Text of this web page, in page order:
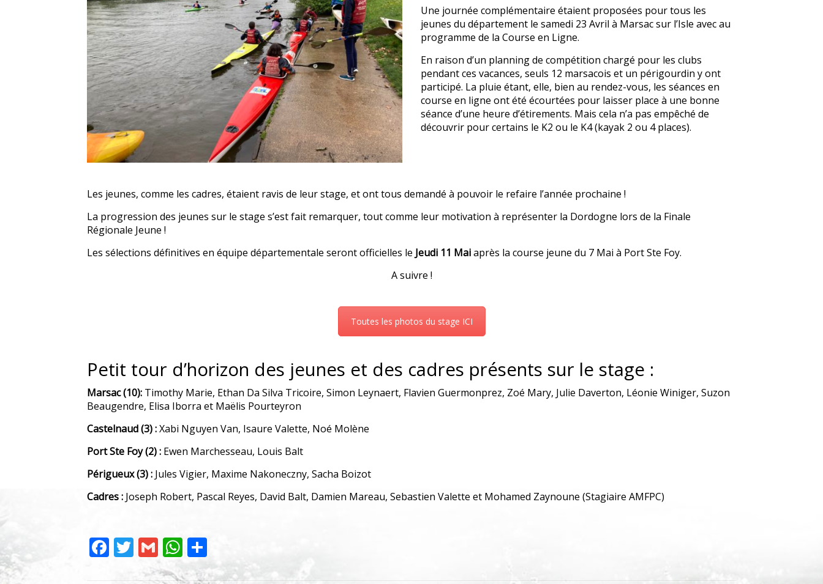
Une journée complémentaire étaient proposées pour tous les
jeunes du département le samedi 23 Avril à Marsac sur l’Isle avec au
programme de la Course en Ligne.
En raison d’un planning de compétition chargé pour les clubs
pendant ces vacances, seuls 12 marsacois et un périgourdin y ont
participé. La pluie étant, elle, bien au rendez-vous, les séances en
course en ligne ont été écourtées pour laisser place à une bonne
séance d’une heure d’étirements. Mais cela n’a pas empêché de
découvrir pour certains le K2 ou le K4 (kayak 2 ou 4 places).
Les jeunes, comme les cadres, étaient ravis de leur stage, et ont tous demandé à pouvoir le refaire l’année prochaine !
La progression des jeunes sur le stage s’est fait remarquer, tout comme leur motivation à représenter la Dordogne lors de la Finale
Régionale Jeune !
Les sélections définitives en équipe départementale seront officielles le Jeudi 11 Maiaprès la course jeune du 7 Mai à Port Ste Foy.
A suivre !
Toutes les photos du stage ICI
Petit tour d’horizon des jeunes et des cadres présents sur le stage :
Marsac (10): Timothy Marie, Ethan Da Silva Tricoire, Simon Leynaert, Flavien Guermonprez, Zoé Mary, Julie Daverton, Léonie Winiger, Suzon
Beaugendre, Elisa Iborra et Maëlis Pourteyron
Castelnaud (3) :Xabi Nguyen Van, Isaure Valette, Noé Molène
Port Ste Foy (2) : Ewen Marchesseau, Louis Balt
Périgueux (3) : Jules Vigier, Maxime Nakoneczny, Sacha Boizot
Cadres : Joseph Robert, Pascal Reyes, David Balt, Damien Mareau, Sebastien Valette et Mohamed Zaynoune (Stagiaire AMFPC)
Facebook
Twitter
GmailWhatsApp